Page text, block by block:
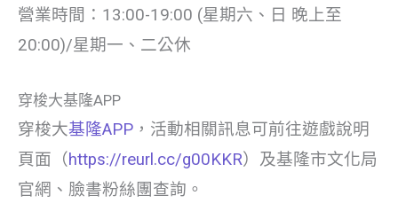
營業時間：13:00-19:00 (星期六、日 晚上至
20:00)/星期一、二公休
穿梭大基隆APP
穿梭大基隆APP ，活動相關訊息可前往遊戲說明
頁面（https://reurl.cc/g00KKR）及基隆市文化局
官網、臉書粉絲團查詢。